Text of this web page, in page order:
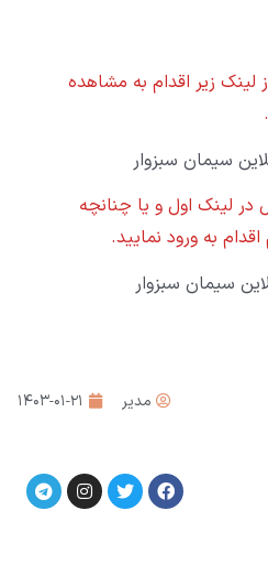
لینک زیر اقدام به مشاهده
سیمان سبزوار
لینک اول و یا چنانچه
به ورود نمایید.
سیمان سبزوار
مدیر ۱۴۰۳-۰۱-۲۱